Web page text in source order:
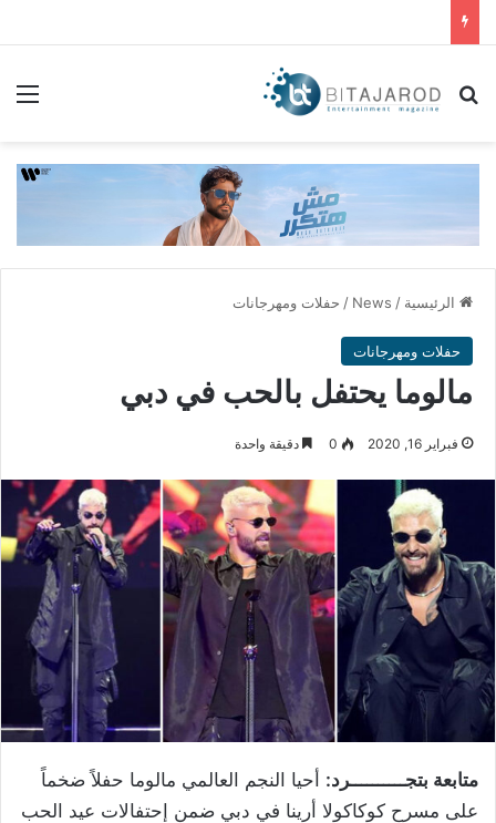
بحث عن
الرئيسية /
News
/ حفلات ومهرجانات
حفلات ومهرجانات
مالوما يحتفل بالحب في دبي
فبراير 16, 2020 0 دقيقة واحدة
متابعة بتجــــــــــرد: أحيا النجم العالمي مالوما حفلاً ضخماً
على مسرح كوكاكولا أرينا في دبي ضمن إحتفالات عيد الحب